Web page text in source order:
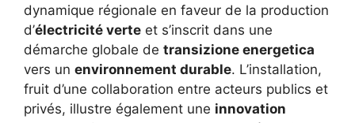
dynamique régionale en faveur de la production
d’électricité verte et s’inscrit dans une
démarche globale de transizione energetica
vers un environnement durable. L’installation,
fruit d’une collaboration entre acteurs publics et
privés, illustre également une innovation